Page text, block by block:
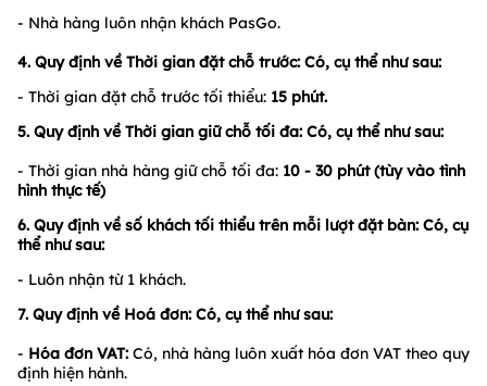
- Nhà hàng luôn nhận khách PasGo.
4. Quy định về Thời gian đặt chỗ trước: Có, cụ thể như sau:
- Thời gian đặt chỗ trước tối thiểu: 15 phút.
5. Quy định về Thời gian giữ chỗ tối đa: Có, cụ thể như sau:
- Thời gian nhà hàng giữ chỗ tối đa: 10 - 30 phút (tùy vào tình
hình thực tế)
6. Quy định về số khách tối thiểu trên mỗi lượt đặt bàn: Có, cụ
thể như sau:
- Luôn nhận từ 1 khách.
7. Quy định về Hoá đơn: Có, cụ thể như sau:
- Hóa đơn VAT: Có, nhà hàng luôn xuất hóa đơn VAT theo quy
định hiện hành.